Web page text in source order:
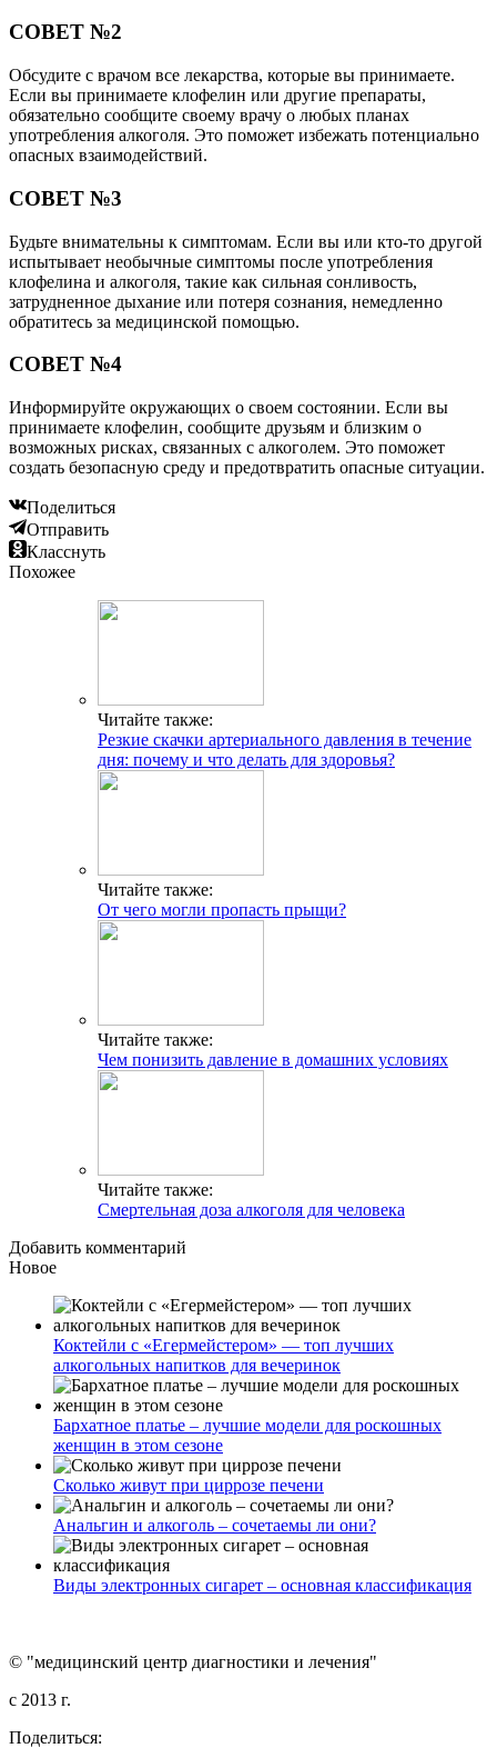
СОВЕТ №2
Обсудите с врачом все лекарства, которые вы принимаете.
Если вы принимаете клофелин или другие препараты,
обязательно сообщите своему врачу о любых планах
употребления алкоголя. Это поможет избежать потенциально
опасных взаимодействий.
СОВЕТ №3
Будьте внимательны к симптомам. Если вы или кто-то другой
испытывает необычные симптомы после употребления
клофелина и алкоголя, такие как сильная сонливость,
затрудненное дыхание или потеря сознания, немедленно
обратитесь за медицинской помощью.
СОВЕТ №4
Информируйте окружающих о своем состоянии. Если вы
принимаете клофелин, сообщите друзьям и близким о
возможных рисках, связанных с алкоголем. Это поможет
создать безопасную среду и предотвратить опасные ситуации.
Поделиться
Отправить
Класснуть
Похожее
Читайте также:
Резкие скачки артериального давления в течение
дня: почему и что делать для здоровья?
Читайте также:
От чего могли пропасть прыщи?
Читайте также:
Чем понизить давление в домашних условиях
Читайте также:
Смертельная доза алкоголя для человека
Добавить комментарий
Новое
Коктейли с «Егермейстером» — топ лучших
алкогольных напитков для вечеринок
Бархатное платье – лучшие модели для роскошных
женщин в этом сезоне
Сколько живут при циррозе печени
Анальгин и алкоголь – сочетаемы ли они?
Виды электронных сигарет – основная классификация
© "медицинский центр диагностики и лечения"
c 2013 г.
Поделиться: